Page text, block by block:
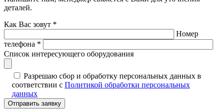
деталей.
Как Вас зовут *
Номер
телефона *
Список интересующего оборудования
Разрешаю сбор и обработку персональных данных в
соответствии с Политикой обработки персональных
данных
Отправить заявку